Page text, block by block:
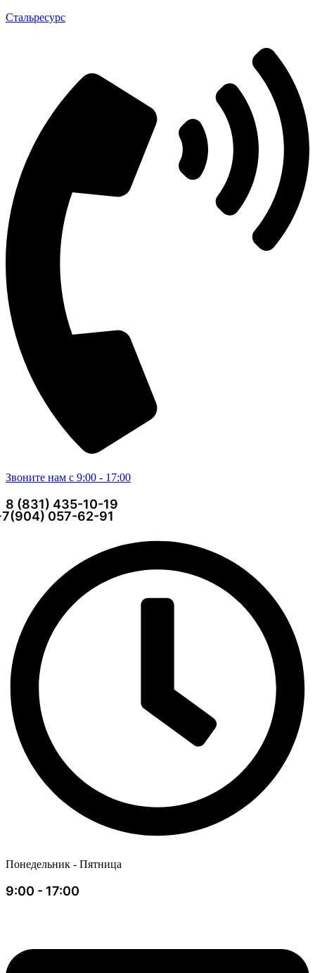
Стальресурс
Звоните нам с 9:00 - 17:00
8 (831) 435-10-19
057-62-91
Понедельник - Пятница
9:00 - 17:00